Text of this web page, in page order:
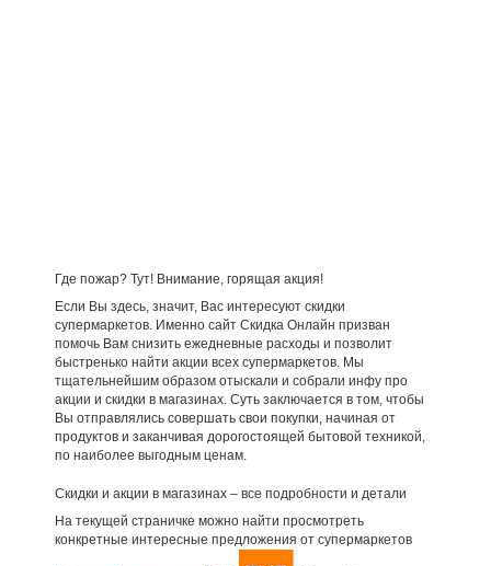
Где пожар? Тут! Внимание, горящая акция!
Если Вы здесь, значит, Вас интересуют скидки
супермаркетов. Именно сайт Скидка Онлайн призван
помочь Вам снизить ежедневные расходы и позволит
быстренько найти акции всех супермаркетов. Мы
тщательнейшим образом отыскали и собрали инфу про
акции и скидки в магазинах. Суть заключается в том, чтобы
Вы отправлялись совершать свои покупки, начиная от
продуктов и заканчивая дорогостоящей бытовой техникой,
по наиболее выгодным ценам.
Скидки и акции в магазинах – все подробности и детали
На текущей страничке можно найти просмотреть
конкретные интересные предложения от супермаркетов